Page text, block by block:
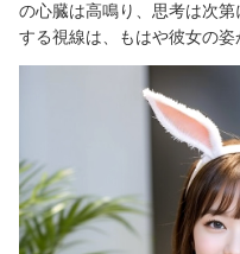
の心臓は高鳴り、思考は次
する視線は、もはや彼女の姿